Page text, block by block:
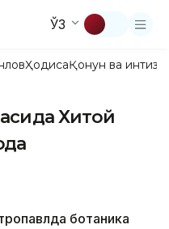
ЎЗ
ҲодисаҚонун ва
Хитой
ботаника